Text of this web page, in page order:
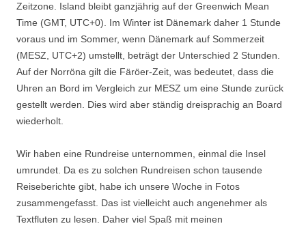
Zeitzone. Island bleibt ganzjährig auf der Greenwich Mean
Time (GMT, UTC+0). Im Winter ist Dänemark daher 1 Stunde
voraus und im Sommer, wenn Dänemark auf Sommerzeit
(MESZ, UTC+2) umstellt, beträgt der Unterschied 2 Stunden.
Auf der Norröna gilt die Färöer-Zeit, was bedeutet, dass die
Uhren an Bord im Vergleich zur MESZ um eine Stunde zurück
gestellt werden. Dies wird aber ständig dreisprachig an Board
wiederholt.
Wir haben eine Rundreise unternommen, einmal die Insel
umrundet. Da es zu solchen Rundreisen schon tausende
Reiseberichte gibt, habe ich unsere Woche in Fotos
zusammengefasst. Das ist vielleicht auch angenehmer als
Textfluten zu lesen. Daher viel Spaß mit meinen